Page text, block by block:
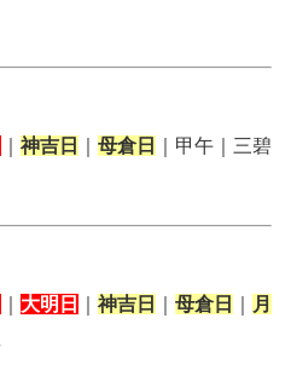
神吉日 母倉日
｜甲午｜三碧
大明日 神吉日 母倉日
月